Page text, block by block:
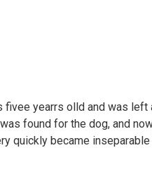
fivee yearrs olld and was left
found for the dog, and
quickly became